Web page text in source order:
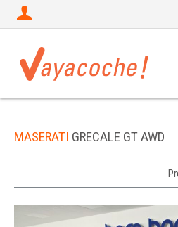
MASERATI GRECALE GT AWD